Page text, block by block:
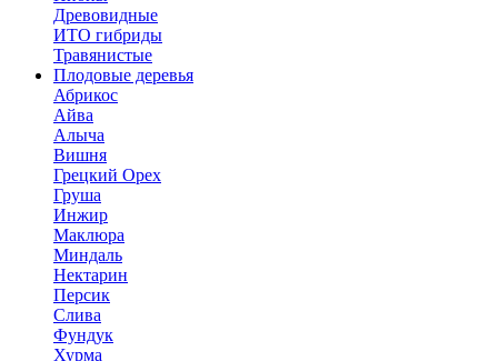
Древовидные
ИТО гибриды
Травянистые
Плодовые деревья
Абрикос
Айва
Алыча
Вишня
Грецкий Орех
Груша
Инжир
Маклюра
Миндаль
Нектарин
Персик
Слива
Фундук
Хурма